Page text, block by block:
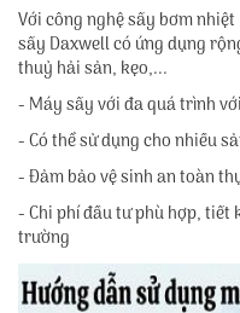
Với công nghệ sấy bơm
sấy Daxwell có ứng dụng
thuỷ hải sản, kẹo,...
- Máy sấy với đa quá trình
- Có thể sử dụng cho nhiều
- Đảm bảo vệ sinh an toàn
- Chi phí đầu tư phù hợp, tiết
trường